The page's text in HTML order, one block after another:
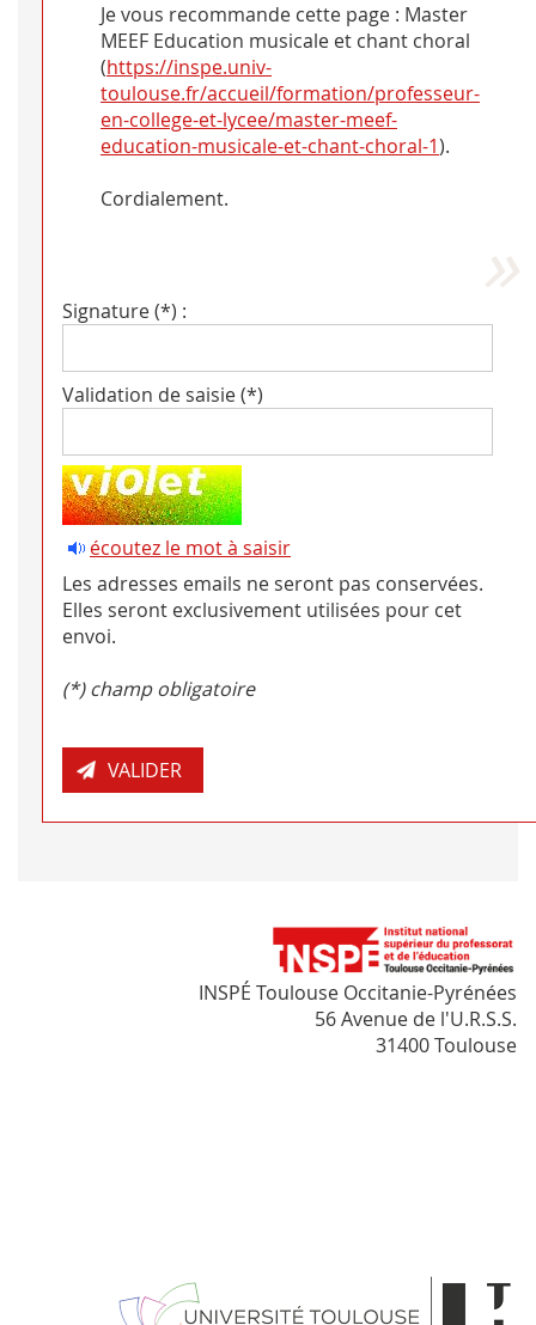
Je vous recommande cette page : Master
MEEF Education musicale et chant choral
(https://inspe.univ-
toulouse.fr/accueil/formation/professeur-
en-college-et-lycee/master-meef-
education-musicale-et-chant-choral-1).
Cordialement.
Signature (*) :
Validation de saisie (*)
écoutez le mot à saisir
Les adresses emails ne seront pas conservées.
Elles seront exclusivement utilisées pour cet
envoi.
(*) champ obligatoire
INSPÉ Toulouse Occitanie-Pyrénées
56 Avenue de l'U.R.S.S.
31400 Toulouse